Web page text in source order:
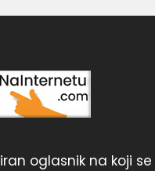
oglasnik na koji se